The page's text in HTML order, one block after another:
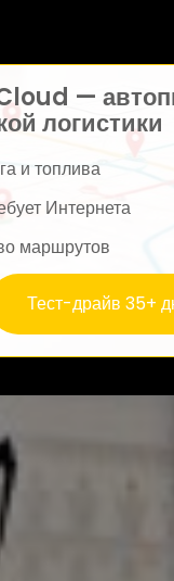
—
логистики
и топлива
Интернета
маршрутов
Тест-драйв 35+